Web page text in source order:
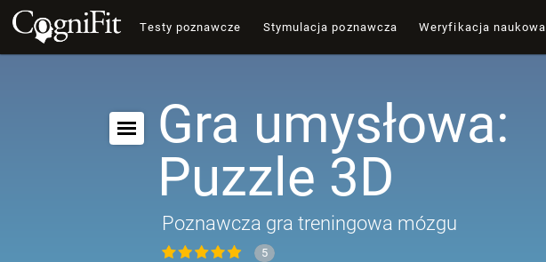
Testy poznawcze Stymulacja poznawcza Weryfikacja naukowa
Gra umysłowa:
Puzzle 3D
Poznawcza gra treningowa mózgu
5